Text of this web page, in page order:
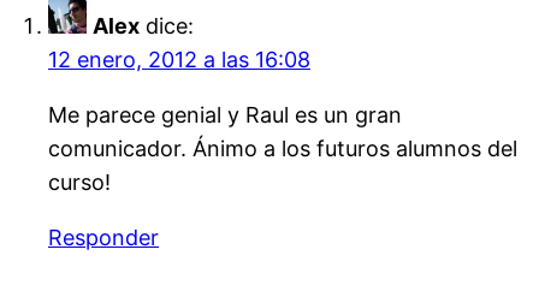
Alex dice:
12 enero, 2012 a las 16:08
Me parece genial y Raul es un gran
comunicador. Ánimo a los futuros alumnos del
curso!
Responder